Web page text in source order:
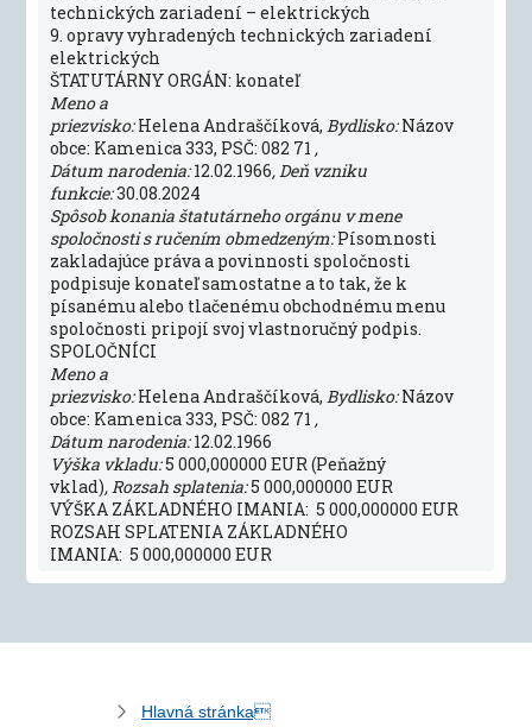
technických zariadení – elektrických
9. opravy vyhradených technických zariadení
elektrických
ŠTATUTÁRNY ORGÁN: konateľ
Meno a
priezvisko:Helena Andraščíková,Bydlisko:Názov
obce: Kamenica 333, PSČ: 082 71 ,
Dátum narodenia:12.02.1966, Deň vzniku
funkcie:30.08.2024
Spôsob konania štatutárneho orgánu v mene
spoločnosti s ručením obmedzeným:Písomnosti
zakladajúce práva a povinnosti spoločnosti
podpisuje konateľ samostatne a to tak, že k
písanému alebo tlačenému obchodnému menu
spoločnosti pripojí svoj vlastnoručný podpis.
SPOLOČNÍCI
Meno a
priezvisko:Helena Andraščíková,Bydlisko:Názov
obce: Kamenica 333, PSČ: 082 71 ,
Dátum narodenia:12.02.1966
Výška vkladu:5 000,000000 EUR (Peňažný
vklad), Rozsah splatenia:5 000,000000 EUR
VÝŠKA ZÁKLADNÉHO IMANIA: 5 000,000000 EUR
ROZSAH SPLATENIA ZÁKLADNÉHO
IMANIA: 5 000,000000 EUR
Hlavná stránka